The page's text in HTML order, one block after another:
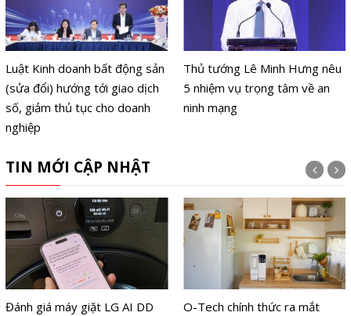
Luật Kinh doanh bất động sản
(sửa đổi) hướng tới giao dịch
số, giảm thủ tục cho doanh
nghiệp
Thủ tướng Lê Minh Hưng nêu
5 nhiệm vụ trọng tâm về an
ninh mạng
TIN MỚI CẬP NHẬT
Đánh giá máy giặt LG AI DD
O-Tech chính thức ra mắt